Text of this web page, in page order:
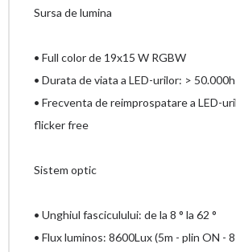
Sursa de lumina
• Full color de 19x15 W RGBW
• Durata de viata a LED-urilor: > 50.000h
• Frecventa de reimprospatare a LED-
flicker free
Sistem optic
• Unghiul fasciculului: de la 8 ° la 62 °
• Flux luminos: 8600Lux (5m - plin ON -